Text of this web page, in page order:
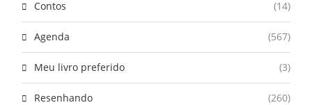
Contos (14)
Agenda (567)
Meu livro preferido (3)
Resenhando (260)